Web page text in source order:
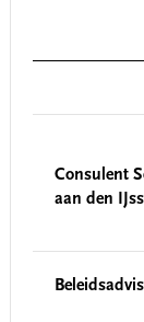
Consulent
aan den